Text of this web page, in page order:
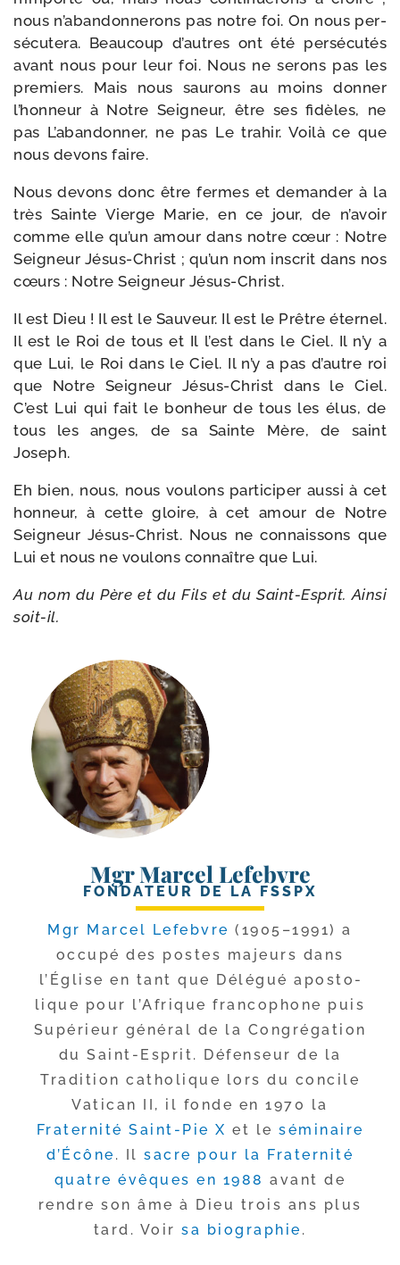
nous n’abandonnerons pas notre foi. On nous per­
sé­cu­te­ra. Beaucoup d’autres ont été per­sé­cu­tés
avant nous pour leur foi. Nous ne serons pas les
pre­miers. Mais nous sau­rons au moins don­ner
l’honneur à Notre Seigneur, être ses fidèles, ne
pas L’abandonner, ne pas Le tra­hir. Voilà ce que
nous devons faire.
Nous devons donc être fermes et deman­der à la
très Sainte Vierge Marie, en ce jour, de n’avoir
comme elle qu’un amour dans notre cœur : Notre
Seigneur Jésus-​Christ ; qu’un nom ins­crit dans nos
cœurs : Notre Seigneur Jésus-Christ.
Il est Dieu ! Il est le Sauveur. Il est le Prêtre éter­nel.
Il est le Roi de tous et Il l’est dans le Ciel. Il n’y a
que Lui, le Roi dans le Ciel. Il n’y a pas d’autre roi
que Notre Seigneur Jésus-​Christ dans le Ciel.
C’est Lui qui fait le bon­heur de tous les élus, de
tous les anges, de sa Sainte Mère, de saint
Joseph.
Eh bien, nous, nous vou­lons par­ti­ci­per aus­si à cet
hon­neur, à cette gloire, à cet amour de Notre
Seigneur Jésus-​Christ. Nous ne connais­sons que
Lui et nous ne vou­lons connaître que Lui.
Au nom du Père et du Fils et du Saint-​Esprit. Ainsi
soit-il.
Mgr Marcel Lefebvre
FONDATEUR DE LA FSSPX
Mgr Marcel Lefebvre (1905–1991) a
occu­pé des postes majeurs dans
l’Église en tant que Délégué apos­to­
lique pour l’Afrique fran­co­phone puis
Supérieur géné­ral de la Congrégation
du Saint-​Esprit. Défenseur de la
Tradition catho­lique lors du concile
Vatican II, il fonde en 1970 la
Fraternité Saint-​Pie X et le sémi­naire
d’Écône . Il sacre pour la Fraternité
quatre évêques en 1988 avant de
rendre son âme à Dieu trois ans plus
tard. Voirsa bio­gra­phie .